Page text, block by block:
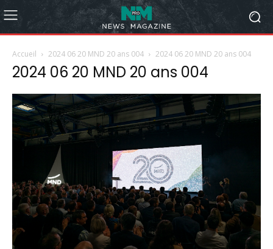
Accueil 2024 06 20 MND 20 ans 004 2024 06 20 MND 20 ans 004
2024 06 20 MND 20 ans 004